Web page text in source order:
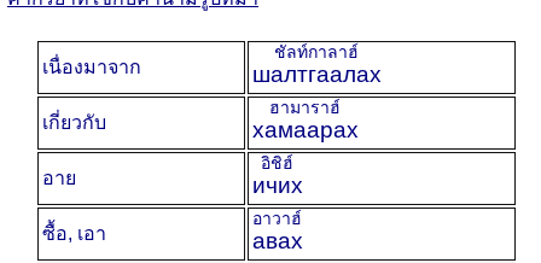
เนื่องมาจาก шалтгаалах
ชัลท์กาลาฮ์
เกี่ยวกับ хамаарах
ฮามาราฮ์
อาย ичих
อิชิฮ์
ซื้อ, เอา авах
อาวาฮ์